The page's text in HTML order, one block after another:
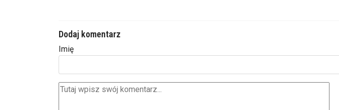
Dodaj komentarz
Imię